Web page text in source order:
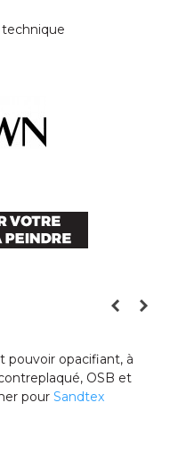
pouvoir opacifiant, à
OSB et
pour Sandtex